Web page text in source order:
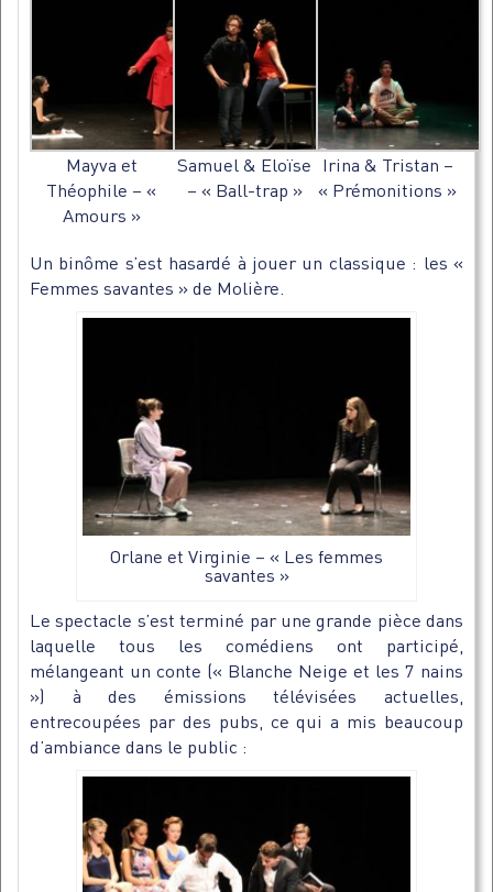
Mayva et
Théophile – «
Amours »
Samuel & Eloïse
– « Ball-trap »
Irina & Tristan –
« Prémonitions »
Un binôme s’est hasardé à jouer un classique : les «
Femmes savantes » de Molière.
Orlane et Virginie – « Les femmes
savantes »
Le spectacle s’est terminé par une grande pièce dans
laquelle tous les comédiens ont participé,
mélangeant un conte (« Blanche Neige et les 7 nains
») à des émissions télévisées actuelles,
entrecoupées par des pubs, ce qui a mis beaucoup
d’ambiance dans le public :